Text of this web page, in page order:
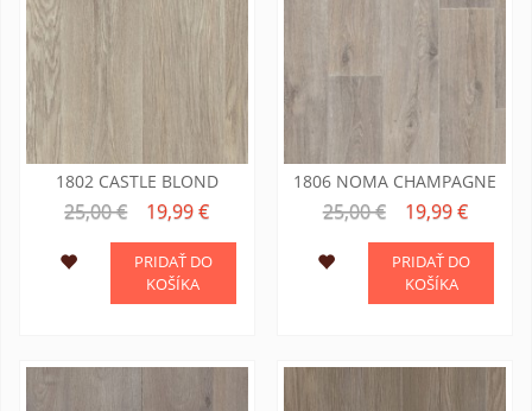
1802 CASTLE BLOND
25,00 € 19,99 €
PRIDAŤ DO
KOŠÍKA
1806 NOMA CHAMPAGNE
25,00 € 19,99 €
PRIDAŤ DO
KOŠÍKA